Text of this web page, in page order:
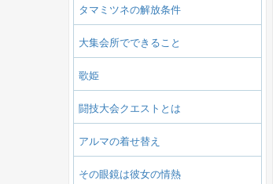
タマミツネの解放条件
大集会所でできること
歌姫
闘技大会クエストとは
アルマの着せ替え
その眼鏡は彼女の情熱